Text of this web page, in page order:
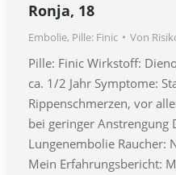
Ronja, 18
Embolie, Pille: Finic Von
Pille: Finic Wirkstoff:
ca. 1/2 Jahr Symptome:
Rippenschmerzen, vor
bei geringer Anstrengung
Lungenembolie Raucher:
Mein Erfahrungsbericht: